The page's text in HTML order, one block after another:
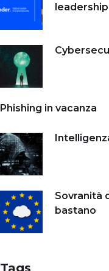
leadership
Phishing in vacanza
Sovranità
bastano
Tags